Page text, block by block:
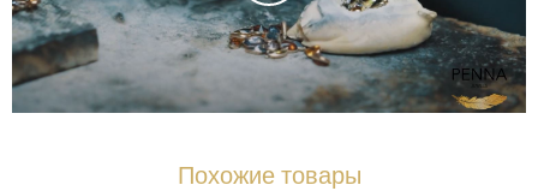
Похожие товары